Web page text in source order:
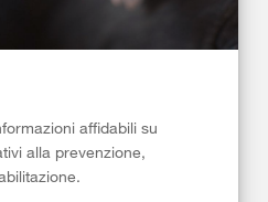
affidabili su
alla prevenzione,